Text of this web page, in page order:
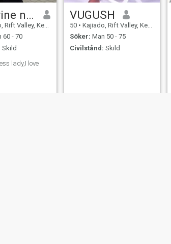
Catherine njeru
Valley, Kenya
60 - 70
Skild
lady,I love
VUGUSH
50 • Kajiado, Rift Valley, Kenya
Söker: Man 50 - 75
Civilstånd: Skild